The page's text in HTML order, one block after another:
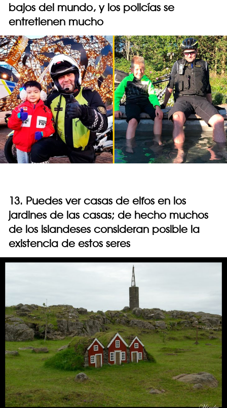
bajos del mundo, y los policías se
entretienen mucho
13. Puedes ver casas de elfos en los
jardines de las casas; de hecho muchos
de los islandeses consideran posible la
existencia de estos seres